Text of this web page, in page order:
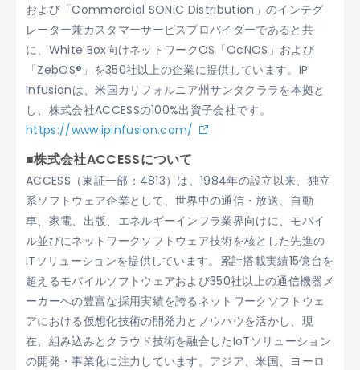
および「Commercial SONiC Distribution」のインテグ
レーター兼カスタマーサービスプロバイダーであると共
に、White Box向けネットワークOS「OcNOS」および
「ZebOS®」を350社以上の企業に提供しています。IP
Infusionは、米国カリフォルニア州サンタクララを本拠と
し、株式会社ACCESSの100%出資子会社です。
https://www.ipinfusion.com/
■株式会社ACCESSについて
ACCESS（東証一部：4813）は、1984年の設立以来、独立
系ソフトウェア企業として、世界中の通信・放送、自動
車、家電、出版、エネルギーインフラ業界向けに、モバイ
ル並びにネットワークソフトウェア技術を核とした先進の
ITソリューションを提供しています。累計搭載実績15億台を
超えるモバイルソフトウェアおよび350社以上の通信機器メ
ーカーへの豊富な採用実績を誇るネットワークソフトウェ
アにおける仮想化技術の開発力とノウハウを活かし、現
在、組み込みとクラウド技術を融合したIoTソリューション
の開発・事業化に注力しています。アジア、米国、ヨーロ